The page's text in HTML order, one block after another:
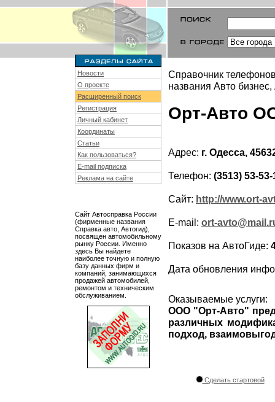
Новости
О проекте
Расширенный поиск
Регистрация
Личный кабинет
Координаты
Статьи
Как пользоваться?
E-mail подписка
Реклама на сайте
Сайт Автосправка России
(фирменные названия
Справка авто, Автогид),
посвящен автомобильному
рынку России. Именно
здесь Вы найдете
наиболее точную и полную
базу данных фирм и
компаний, занимающихся
продажей автомобилей,
ремонтом и техническим
обслуживанием.
Справочник
названия Авто
Орт-Авто
Адрес: г. Одесса,
Телефон: (3513) 53-53-
Сайт: http://www.ort-
E-mail: ort-
Показов на АвтоГиде:
Дата обновления
Оказываемые услуги:
ООО "Орт-Авто"
различных
подход,
Сделать стартовой